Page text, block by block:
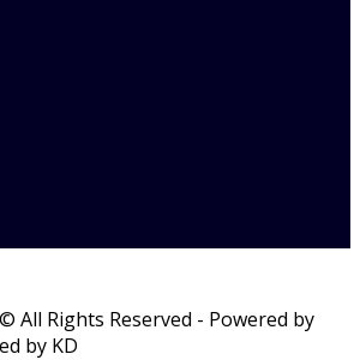
All Rights Reserved - Powered by
by KD